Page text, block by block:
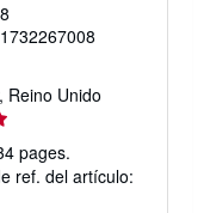
Reino Unido
pages.
ref. del artículo: